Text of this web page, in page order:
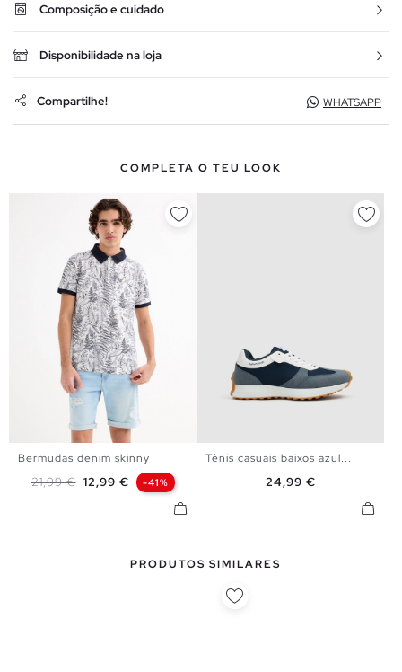
Composição e cuidado
Disponibilidade na loja
Compartilhe! WHATSAPP
COMPLETA O TEU LOOK
36 38 40 42 44
48
Bermudas denim skinny
Preço normal
21,99 € Preço
12,99 € -41%
39 40 41 42 43
45
Tênis casuais baixos azul...
Preço
24,99 €
PRODUTOS SIMILARES